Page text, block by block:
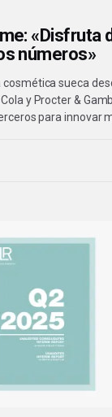
«Disfruta
números»
sueca
y Procter &
para innovar